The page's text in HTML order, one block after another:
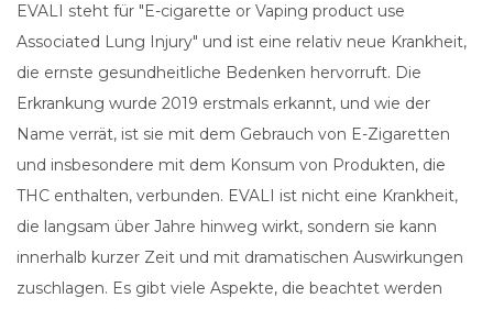
EVALI steht für "E-cigarette or Vaping product use
Associated Lung Injury" und ist eine relativ neue Krankheit,
die ernste gesundheitliche Bedenken hervorruft. Die
Erkrankung wurde 2019 erstmals erkannt, und wie der
Name verrät, ist sie mit dem Gebrauch von E-Zigaretten
und insbesondere mit dem Konsum von Produkten, die
THC enthalten, verbunden. EVALI ist nicht eine Krankheit,
die langsam über Jahre hinweg wirkt, sondern sie kann
innerhalb kurzer Zeit und mit dramatischen Auswirkungen
zuschlagen. Es gibt viele Aspekte, die beachtet werden